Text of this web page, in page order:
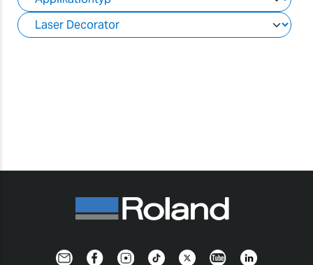
NewsletterFacebookInstagramTikTokTwitterYouTubeLinkedin